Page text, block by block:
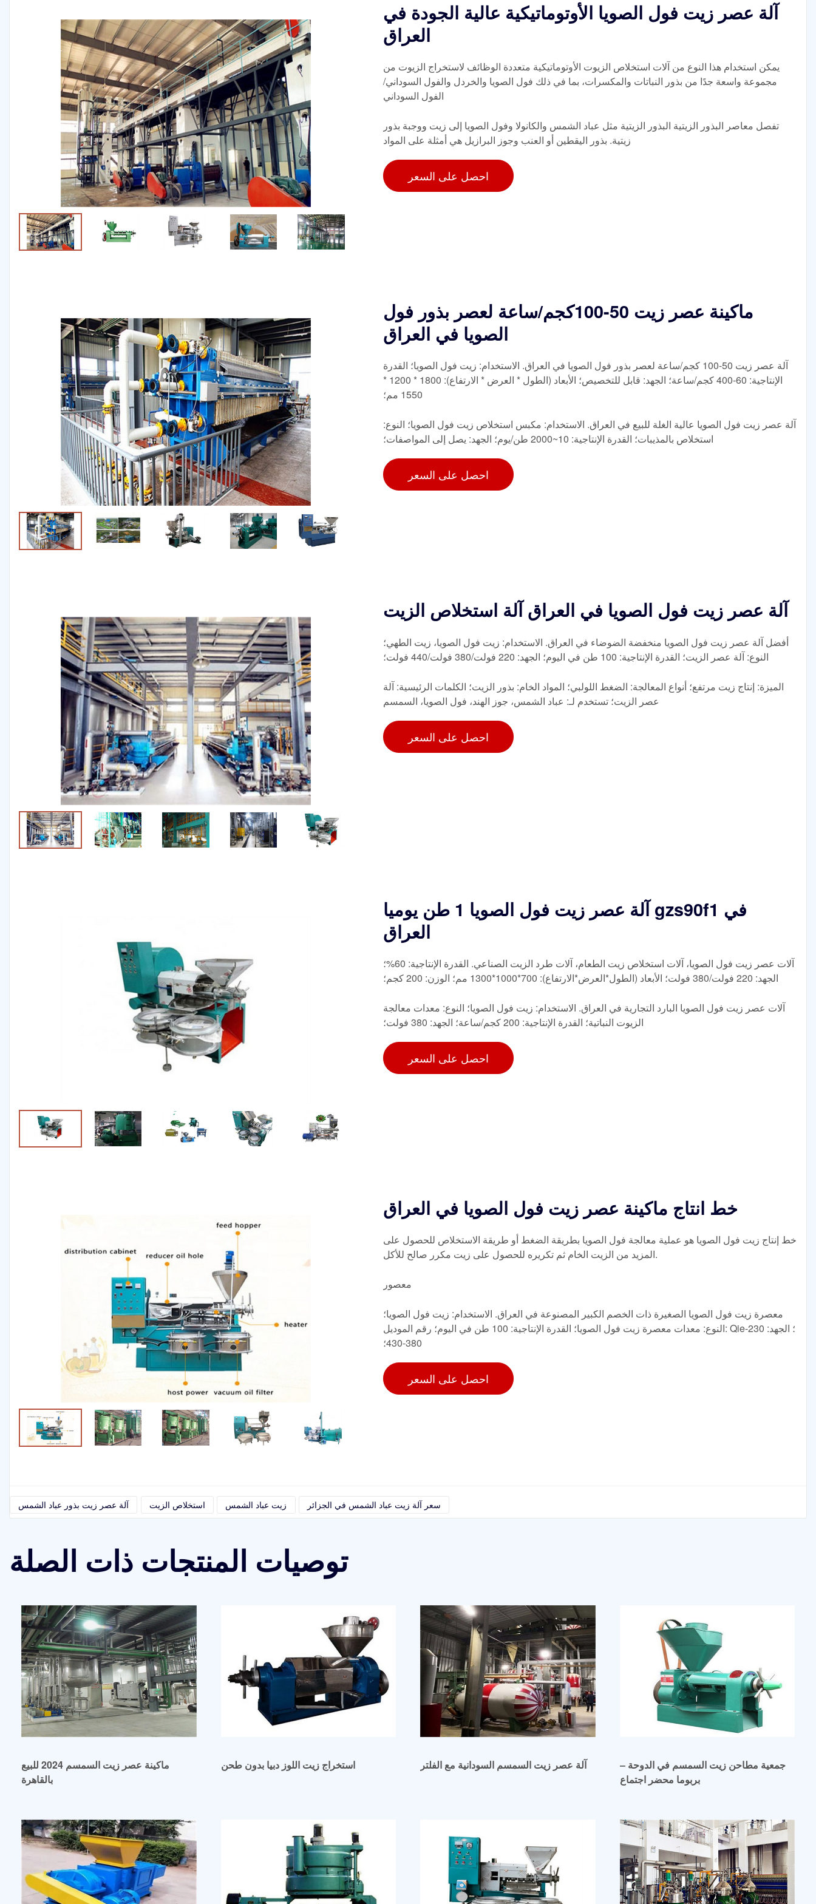
آلة عصر زيت فول الصويا الأوتوماتيكية عالية الجودة في
العراق
يمكن استخدام هذا النوع من آلات استخلاص الزيوت الأوتوماتيكية متعددة الوظائف لاستخراج الزيوت من
مجموعة واسعة جدًا من بذور النباتات والمكسرات، بما في ذلك فول الصويا والخردل والفول السوداني/
الفول السوداني
تفصل معاصر البذور الزيتية البذور الزيتية مثل عباد الشمس والكانولا وفول الصويا إلى زيت ووجبة بذور
زيتية. بذور اليقطين أو العنب وجوز البرازيل هي أمثلة على المواد
احصل على السعر
ماكينة عصر زيت 50-100كجم/ساعة لعصر بذور فول
الصويا في العراق
آلة عصر زيت 50-100 كجم/ساعة لعصر بذور فول الصويا في العراق. الاستخدام: زيت فول الصويا؛ القدرة
الإنتاجية: 60-400 كجم/ساعة؛ الجهد: قابل للتخصيص؛ الأبعاد (الطول * العرض * الارتفاع): 1800 * 1200 *
1550 مم؛
آلة عصر زيت فول الصويا عالية الغلة للبيع في العراق. الاستخدام: مكبس استخلاص زيت فول الصويا؛ النوع:
استخلاص بالمذيبات؛ القدرة الإنتاجية: 10~2000 طن/يوم؛ الجهد: يصل إلى المواصفات؛
احصل على السعر
آلة عصر زيت فول الصويا في العراق آلة استخلاص الزيت
أفضل آلة عصر زيت فول الصويا منخفضة الضوضاء في العراق. الاستخدام: زيت فول الصويا، زيت الطهي؛
النوع: آلة عصر الزيت؛ القدرة الإنتاجية: 100 طن في اليوم؛ الجهد: 220 فولت/380 فولت/440 فولت؛
الميزة: إنتاج زيت مرتفع؛ أنواع المعالجة: الضغط اللولبي؛ المواد الخام: بذور الزيت؛ الكلمات الرئيسية: آلة
عصر الزيت؛ تستخدم لـ: عباد الشمس، جوز الهند، فول الصويا، السمسم
احصل على السعر
آلة عصر زيت فول الصويا 1 طن يوميا gzs90f1 في
العراق
آلات عصر زيت فول الصويا، آلات استخلاص زيت الطعام، آلات طرد الزيت الصناعي. القدرة الإنتاجية: 60%؛
الجهد: 220 فولت/380 فولت؛ الأبعاد (الطول*العرض*الارتفاع): 700*1000*1300 مم؛ الوزن: 200 كجم؛
آلات عصر زيت فول الصويا البارد التجارية في العراق. الاستخدام: زيت فول الصويا؛ النوع: معدات معالجة
الزيوت النباتية؛ القدرة الإنتاجية: 200 كجم/ساعة؛ الجهد: 380 فولت؛
احصل على السعر
خط انتاج ماكينة عصر زيت فول الصويا في العراق
خط إنتاج زيت فول الصويا هو عملية معالجة فول الصويا بطريقة الضغط أو طريقة الاستخلاص للحصول على
المزيد من الزيت الخام ثم تكريره للحصول على زيت مكرر صالح للأكل.
معصور
معصرة زيت فول الصويا الصغيرة ذات الخصم الكبير المصنوعة في العراق. الاستخدام: زيت فول الصويا؛
النوع: معدات معصرة زيت فول الصويا؛ القدرة الإنتاجية: 100 طن في اليوم؛ رقم الموديل: Qie؛ الجهد: 230-
380-430؛
احصل على السعر
آلة عصر زيت بذور عباد الشمس استخلاص الزيت زيت عباد الشمس سعر آلة زيت عباد الشمس في الجزائر
توصيات المنتجات ذات الصلة
ماكينة عصر زيت السمسم 2024 للبيع
بالقاهرة
استخراج زيت اللوز دبيا بدون طحن آلة عصر زيت السمسم السودانية مع الفلتر
جمعية مطاحن زيت السمسم في الدوحة –
بربوما محضر اجتماع